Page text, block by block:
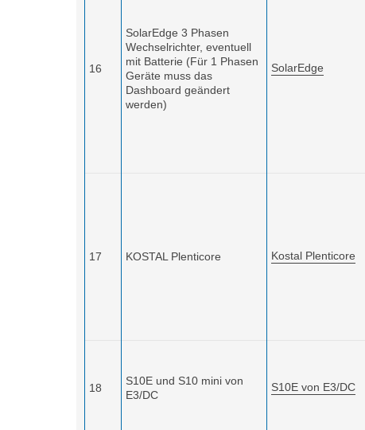
16
SolarEdge 3 Phasen
Wechselrichter, eventuell
mit Batterie (Für 1 Phasen
Geräte muss das
Dashboard geändert
werden)
SolarEdge
17 KOSTAL Plenticore Kostal Plenticore
18
S10E und S10 mini von
E3/DC
S10E von E3/DC